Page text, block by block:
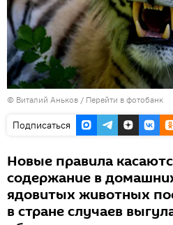
© Виталий Аньков / Перейти в фотобанк
Подписаться
Новые правила
содержание в
ядовитых животных
в стране случаев